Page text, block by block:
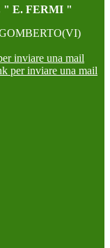
" E. FERMI "
inviare una mail
per inviare una mail